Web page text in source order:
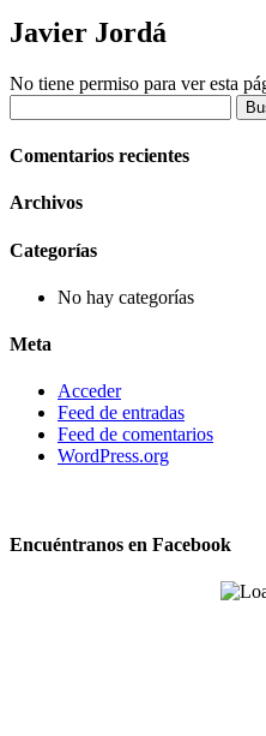
Javier Jordá
No tiene permiso para ver esta
Comentarios recientes
Archivos
Categorías
No hay categorías
Meta
Acceder
Feed de entradas
Feed de comentarios
WordPress.org
Encuéntranos en Facebook